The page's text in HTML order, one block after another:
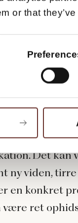
or that
nok, at du er
pumpe, når
med rette
både egne
Det kan
ny viden,
en konkret
være ret